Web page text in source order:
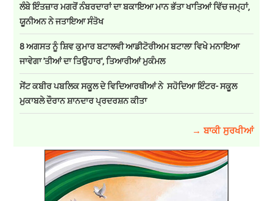
ਲੰਬੇ ਇੰਤਜ਼ਾਰ ਮਗਰੋਂ ਨੰਬਰਦਾਰਾਂ ਦਾ ਬਕਾਇਆ ਮਾਨ ਭੱਤਾ ਖਾਤਿਆਂ ਵਿੱਚ ਜਮ੍ਹਾਂ,
ਯੂਨੀਅਨ ਨੇ ਜਤਾਇਆ ਸੰਤੋਖ
8 ਅਗਸਤ ਨੂੰ ਸ਼ਿਵ ਕੁਮਾਰ ਬਟਾਲਵੀ ਆਡੀਟੋਰੀਅਮ ਬਟਾਲਾ ਵਿਖੇ ਮਨਾਇਆ
ਜਾਵੇਗਾ 'ਤੀਆਂ ਦਾ ਤਿਉਹਾਰ', ਤਿਆਰੀਆਂ ਮੁਕੰਮਲ
ਸੇਂਟ ਕਬੀਰ ਪਬਲਿਕ ਸਕੂਲ ਦੇ ਵਿਦਿਆਰਥੀਆਂ ਨੇ ਸਹੋਦਿਆ ਇੰਟਰ- ਸਕੂਲ
ਮੁਕਾਬਲੇ ਦੌਰਾਨ ਸ਼ਾਨਦਾਰ ਪ੍ਰਦਰਸ਼ਨ ਕੀਤਾ
→ ਬਾਕੀ ਸੁਰਖੀਆਂ